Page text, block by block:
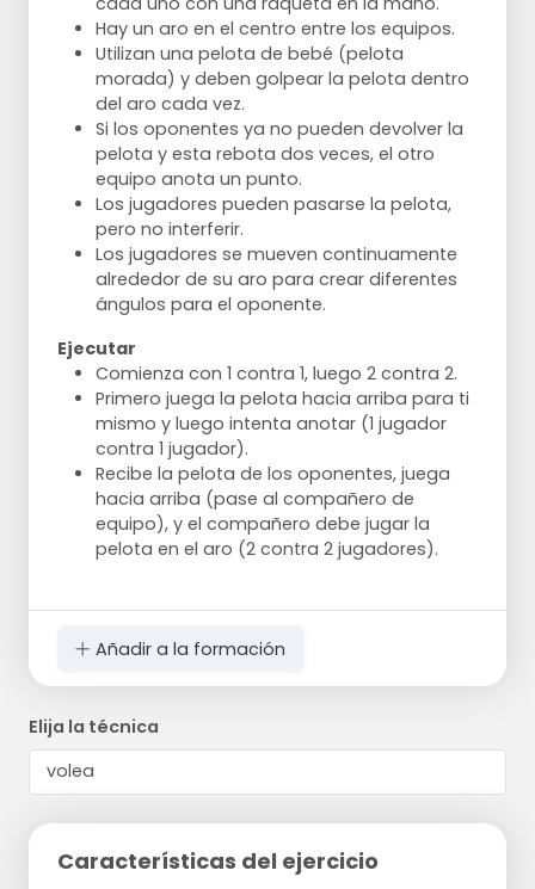
Hay un aro en el centro entre los equipos.
Utilizan una pelota de bebé (pelota
morada) y deben golpear la pelota dentro
del aro cada vez.
Si los oponentes ya no pueden devolver la
pelota y esta rebota dos veces, el otro
equipo anota un punto.
Los jugadores pueden pasarse la pelota,
pero no interferir.
Los jugadores se mueven continuamente
alrededor de su aro para crear diferentes
ángulos para el oponente.
Ejecutar
Comienza con 1 contra 1, luego 2 contra 2.
Primero juega la pelota hacia arriba para ti
mismo y luego intenta anotar (1 jugador
contra 1 jugador).
Recibe la pelota de los oponentes, juega
hacia arriba (pase al compañero de
equipo), y el compañero debe jugar la
pelota en el aro (2 contra 2 jugadores).
Añadir a la formación
Elija la técnica
Características del ejercicio